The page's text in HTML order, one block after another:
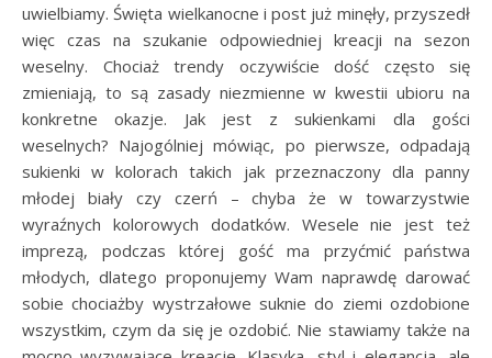
uwielbiamy. Święta wielkanocne i post już minęły, przyszedł
więc czas na szukanie odpowiedniej kreacji na sezon
weselny. Chociaż trendy oczywiście dość często się
zmieniają, to są zasady niezmienne w kwestii ubioru na
konkretne okazje. Jak jest z sukienkami dla gości
weselnych? Najogólniej mówiąc, po pierwsze, odpadają
sukienki w kolorach takich jak przeznaczony dla panny
młodej biały czy czerń – chyba że w towarzystwie
wyraźnych kolorowych dodatków. Wesele nie jest też
imprezą, podczas której gość ma przyćmić państwa
młodych, dlatego proponujemy Wam naprawdę darować
sobie chociażby wystrzałowe suknie do ziemi ozdobione
wszystkim, czym da się je ozdobić. Nie stawiamy także na